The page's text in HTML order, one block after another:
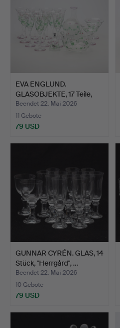
EVA ENGLUND.
GLASOBJEKTE, 17 Teile,
"Linne…
Beendet 22. Mai 2026
11 Gebote
79 USD
GUNNAR CYRÉN. GLAS, 14
Stück, "Herrgård", …
Beendet 22. Mai 2026
10 Gebote
79 USD